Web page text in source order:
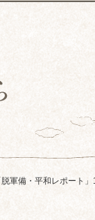
脱軍備・平和レポート